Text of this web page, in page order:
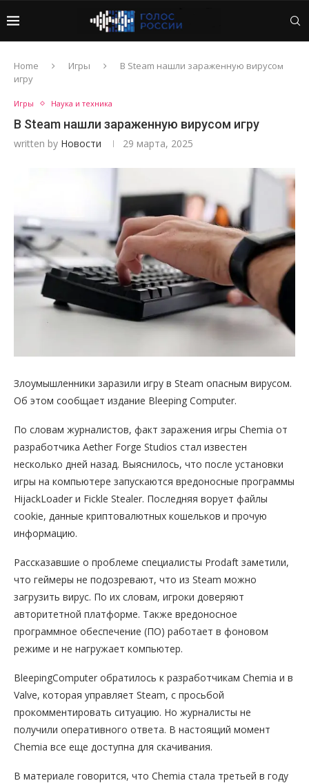
Home Игры
В Steam нашли зараженную вирусом
игру
Игры Наука и техника
В Steam нашли зараженную вирусом игру
written by Новости 29 марта, 2025
Злоумышленники заразили игру в Steam опасным вирусом.
Об этом сообщает издание Bleeping Computer.
По словам журналистов, факт заражения игры Chemia от
разработчика Aether Forge Studios стал известен
несколько дней назад. Выяснилось, что после установки
игры на компьютере запускаются вредоносные программы
HijackLoader и Fickle Stealer. Последняя ворует файлы
cookie, данные криптовалютных кошельков и прочую
информацию.
Рассказавшие о проблеме специалисты Prodaft заметили,
что геймеры не подозревают, что из Steam можно
загрузить вирус. По их словам, игроки доверяют
авторитетной платформе. Также вредоносное
программное обеспечение (ПО) работает в фоновом
режиме и не нагружает компьютер.
BleepingComputer обратилось к разработчикам Chemia и в
Valve, которая управляет Steam, с просьбой
прокомментировать ситуацию. Но журналисты не
получили оперативного ответа. В настоящий момент
Chemia все еще доступна для скачивания.
В материале говорится, что Chemia стала третьей в году